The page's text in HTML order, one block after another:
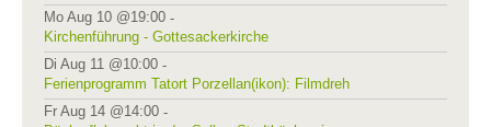
Mo Aug 10 @19:00 -
Kirchenführung - Gottesackerkirche
Di Aug 11 @10:00 -
Ferienprogramm Tatort Porzellan(ikon): Filmdreh
Fr Aug 14 @14:00 -